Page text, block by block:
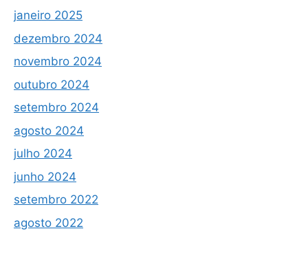
janeiro 2025
dezembro 2024
novembro 2024
outubro 2024
setembro 2024
agosto 2024
julho 2024
junho 2024
setembro 2022
agosto 2022